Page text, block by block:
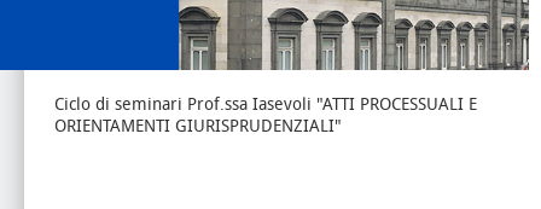
Ciclo di seminari Prof.ssa Iasevoli "ATTI PROCESSUALI E
ORIENTAMENTI GIURISPRUDENZIALI"